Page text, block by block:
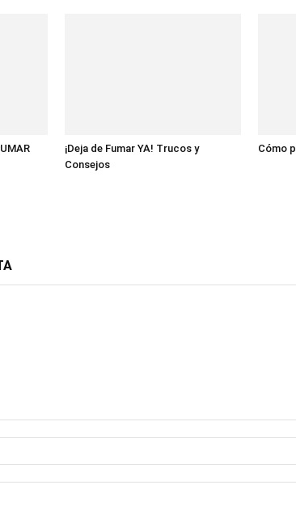
¡Deja de Fumar YA! Trucos y
Consejos
Cómo